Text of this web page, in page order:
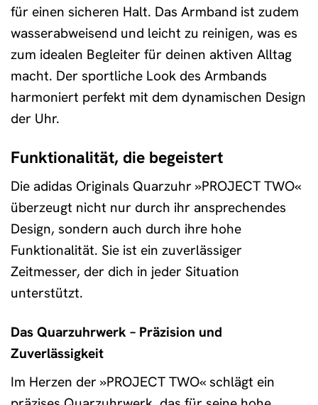
für einen sicheren Halt. Das Armband ist zudem
wasserabweisend und leicht zu reinigen, was es
zum idealen Begleiter für deinen aktiven Alltag
macht. Der sportliche Look des Armbands
harmoniert perfekt mit dem dynamischen Design
der Uhr.
Funktionalität, die begeistert
Die adidas Originals Quarzuhr »PROJECT TWO«
überzeugt nicht nur durch ihr ansprechendes
Design, sondern auch durch ihre hohe
Funktionalität. Sie ist ein zuverlässiger
Zeitmesser, der dich in jeder Situation
unterstützt.
Das Quarzuhrwerk – Präzision und
Zuverlässigkeit
Im Herzen der »PROJECT TWO« schlägt ein